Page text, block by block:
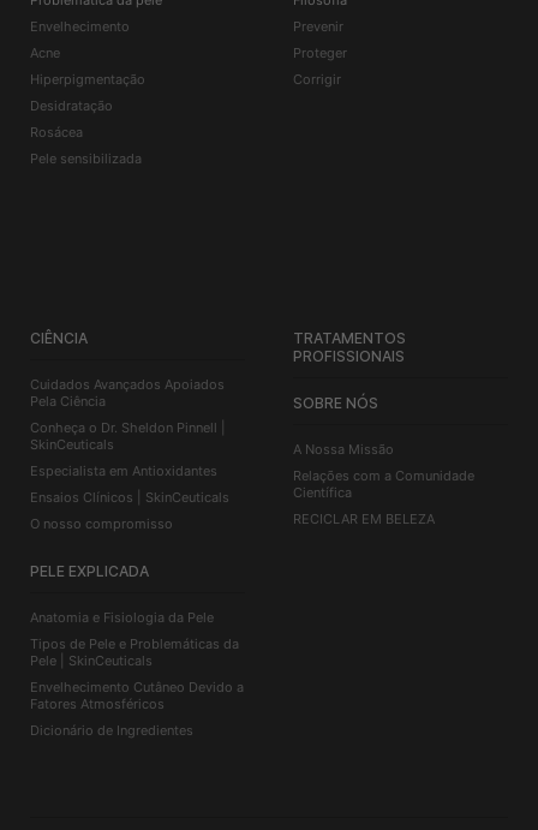
Envelhecimento
Acne
Hiperpigmentação
Desidratação
Rosácea
Pele sensibilizada
Prevenir
Proteger
Corrigir
CIÊNCIA
Cuidados Avançados Apoiados
Pela Ciência
Conheça o Dr. Sheldon Pinnell |
SkinCeuticals
Especialista em Antioxidantes
Ensaios Clínicos | SkinCeuticals
O nosso compromisso
PELE EXPLICADA
Anatomia e Fisiologia da Pele
Tipos de Pele e Problemáticas da
Pele | SkinCeuticals
Envelhecimento Cutâneo Devido a
Fatores Atmosféricos
Dicionário de Ingredientes
TRATAMENTOS
PROFISSIONAIS
SOBRE NÓS
A Nossa Missão
Relações com a Comunidade
Científica
RECICLAR EM BELEZA